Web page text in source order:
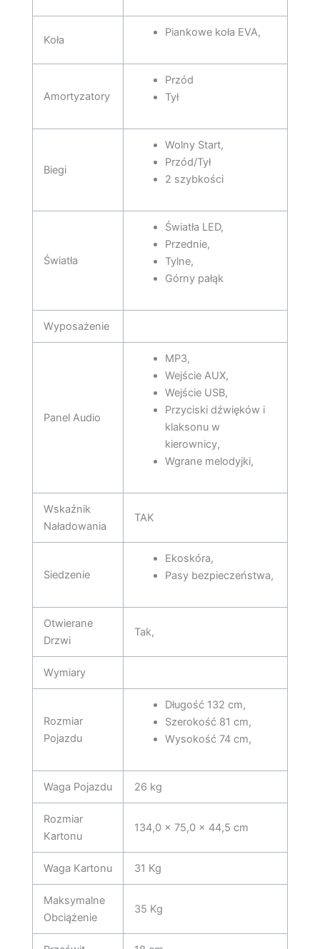
Koła
Piankowe koła EVA,
Amortyzatory
Przód
Tył
Biegi
Wolny Start,
Przód/Tył
2 szybkości
Światła
Światła LED,
Przednie,
Tylne,
Górny pałąk
Wyposażenie
Panel Audio
MP3,
Wejście AUX,
Wejście USB,
Przyciski dźwięków i
klaksonu w
kierownicy,
Wgrane melodyjki,
Wskaźnik
Naładowania
TAK
Siedzenie
Ekoskóra,
Pasy bezpieczeństwa,
Otwierane
Drzwi
Tak,
Wymiary
Rozmiar
Pojazdu
Długość 132 cm,
Szerokość 81 cm,
Wysokość 74 cm,
Waga Pojazdu 26 kg
Rozmiar
Kartonu
134,0 x 75,0 x 44,5 cm
Waga Kartonu 31 Kg
Maksymalne
Obciążenie
35 Kg